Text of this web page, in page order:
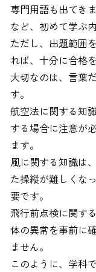
専門用語も出てき
など、初めて学ぶ
ただし、出題範囲
れば、十分に合格
大切なのは、言葉
す。
航空法に関する知
する場合に注意が
ます。
風に関する知識は
た操縦が難しくな
要です。
飛行前点検に関す
体の異常を事前に
ません。
このように、学科